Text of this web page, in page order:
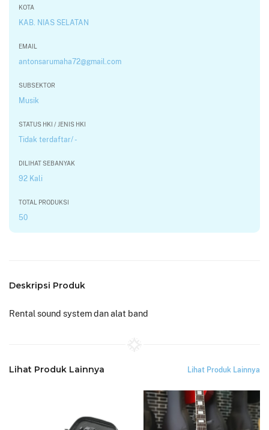
KOTA
KAB. NIAS SELATAN
EMAIL
antonsarumaha72@gmail.com
SUBSEKTOR
Musik
STATUS HKI / JENIS HKI
Tidak terdaftar/ -
DILIHAT SEBANYAK
92 Kali
TOTAL PRODUKSI
50
Deskripsi Produk
Rental sound system dan alat band
Lihat Produk Lainnya Lihat Produk Lainnya